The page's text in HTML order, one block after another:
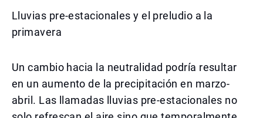
Lluvias pre-estacionales y el preludio a la
primavera
Un cambio hacia la neutralidad podría resultar
en un aumento de la precipitación en marzo-
abril. Las llamadas lluvias pre-estacionales no